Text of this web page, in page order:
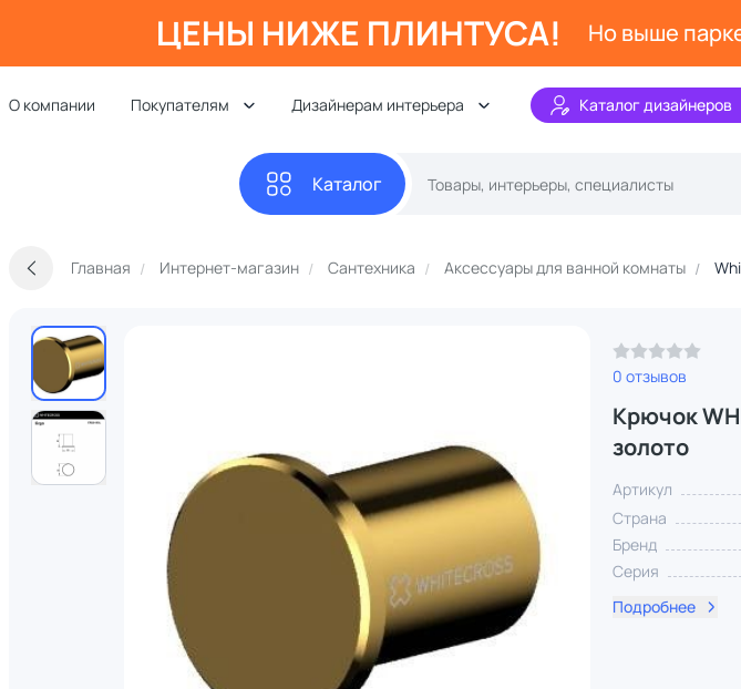
ЦЕНЫ НИЖЕ ПЛИНТУСА! Но выше
О компании Покупателям Дизайнерам интерьера Каталог дизайнеров
Каталог
Главная Интернет-магазин Сантехника Аксессуары для ванной комнаты
0 отзывов
Крючок
золото
Артикул
Страна
Бренд
Серия
Подробнее